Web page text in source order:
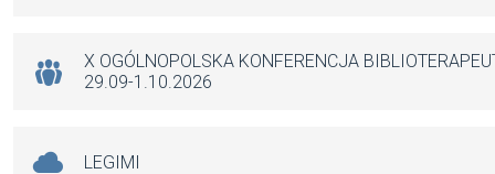
k
p
X OGÓLNOPOLSKA KONFERENCJA
29.09-1.10.2026
LEGIMI